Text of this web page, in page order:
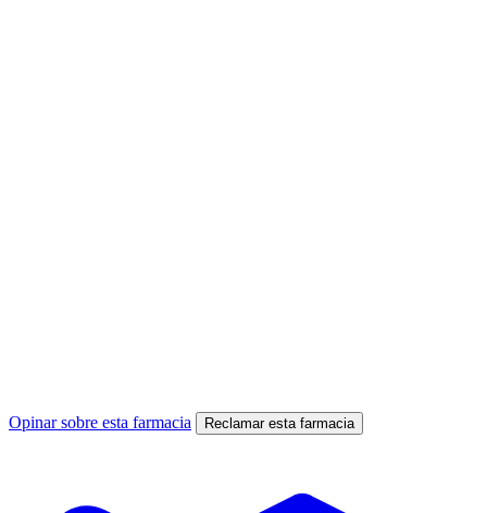
Opinar sobre esta farmacia Reclamar esta farmacia